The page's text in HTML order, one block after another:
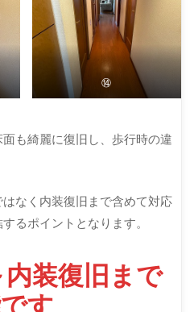
⑭
も綺麗に復旧し、歩行時の違
なく内装復旧まで含めて対応
るポイントとなります。
内装復旧まで
す